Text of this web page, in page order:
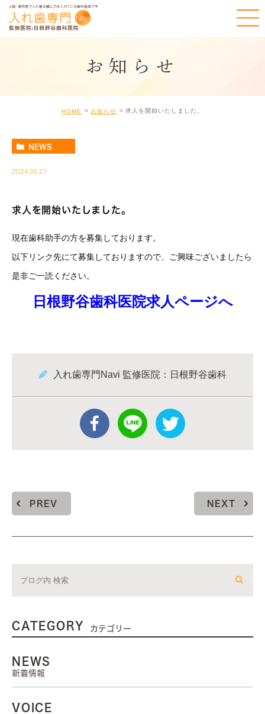
お知らせ
HOME お知らせ 求人を開始いたしました。
NEWS
2024.05.21
求人を開始いたしました。
現在歯科助手の方を募集しております。
以下リンク先にて募集しておりますので、ご興味ございましたら
是非ご一読ください。
日根野谷歯科医院求人ページへ
入れ歯専門Navi 監修医院：日根野谷歯科
PREV NEXT
CATEGORY カテゴリー
NEWS
新着情報
VOICE